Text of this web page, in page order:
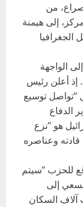
من
إلى هيمنة
الجغرافيا
الواجهة
بصيغة مختلفة عمّا كان عليه قبل عام 2000. إذ أعلن رئيس
“تواصل توسيع
الدفاع
هو “نزع
وعناصره
للحزب “سيتم
إلى
آلاف السكان